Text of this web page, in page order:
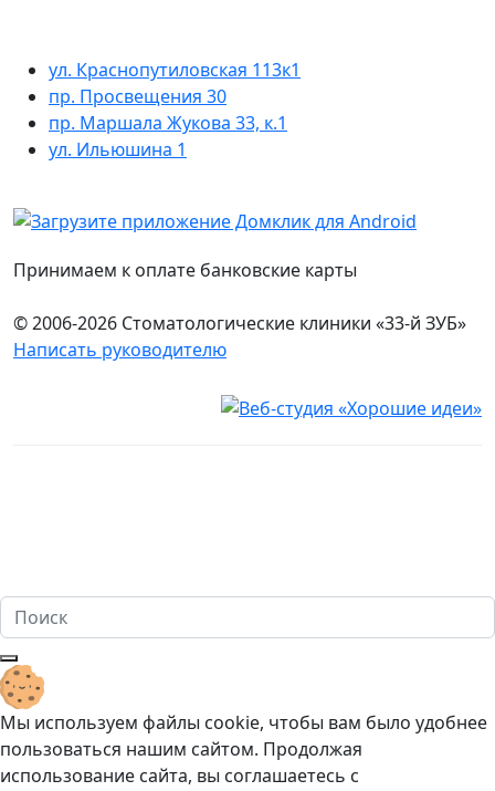
ул. Краснопутиловская 113к1
пр. Просвещения 30
пр. Маршала Жукова 33, к.1
ул. Ильюшина 1
Принимаем к оплате банковские карты
© 2006-2026 Стоматологические клиники «33-й ЗУБ»
Написать руководителю
Мы используем файлы cookie, чтобы вам было удобнее
пользоваться нашим сайтом. Продолжая
использование сайта, вы соглашаетесь c